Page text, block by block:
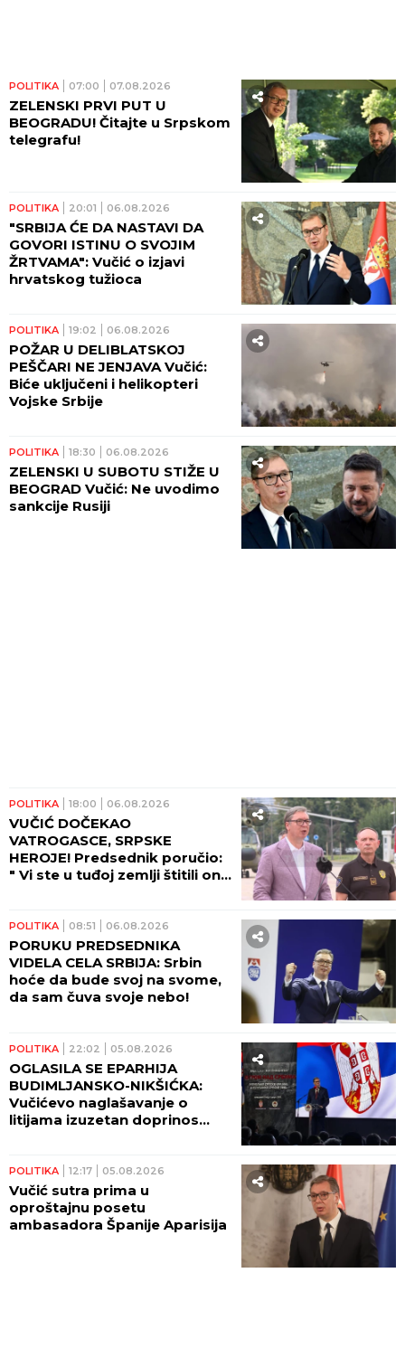
POLITIKA 07:00 07.08.2026
ZELENSKI PRVI PUT U
BEOGRADU! Čitajte u Srpskom
telegrafu!
POLITIKA 20:01 06.08.2026
"SRBIJA ĆE DA NASTAVI DA
GOVORI ISTINU O SVOJIM
ŽRTVAMA": Vučić o izjavi
hrvatskog tužioca
POLITIKA 19:02 06.08.2026
POŽAR U DELIBLATSKOJ
PEŠČARI NE JENJAVA Vučić:
Biće uključeni i helikopteri
Vojske Srbije
POLITIKA 18:30 06.08.2026
ZELENSKI U SUBOTU STIŽE U
BEOGRAD Vučić: Ne uvodimo
sankcije Rusiji
POLITIKA 18:00 06.08.2026
VUČIĆ DOČEKAO
VATROGASCE, SRPSKE
HEROJE! Predsednik poručio:
" Vi ste u tuđoj zemlji štitili ono
POLITIKA 08:51 06.08.2026
PORUKU PREDSEDNIKA
VIDELA CELA SRBIJA: Srbin
hoće da bude svoj na svome,
da sam čuva svoje nebo!
POLITIKA 22:02 05.08.2026
OGLASILA SE EPARHIJA
BUDIMLJANSKO-NIKŠIĆKA:
Vučićevo naglašavanje o
litijama izuzetan doprinos
POLITIKA 12:17 05.08.2026
Vučić sutra prima u
oproštajnu posetu
ambasadora Španije Aparisija